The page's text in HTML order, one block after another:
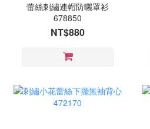
蕾絲刺繡連帽防曬罩衫
678850
NT$880